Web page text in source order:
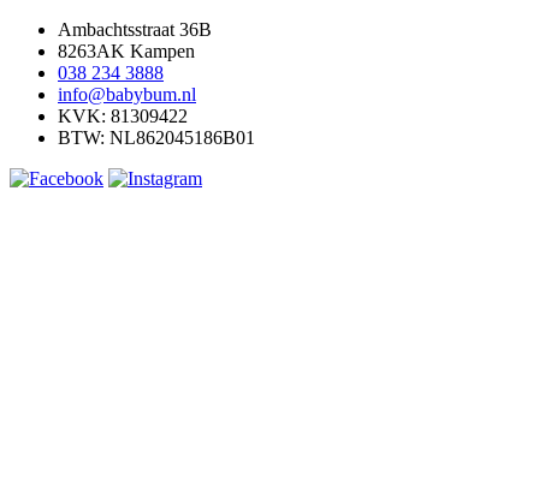
Ambachtsstraat 36B
8263AK Kampen
038 234 3888
info@babybum.nl
KVK: 81309422
BTW: NL862045186B01